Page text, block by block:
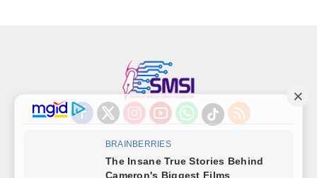
Disclaimer
Pedoman Media Siber